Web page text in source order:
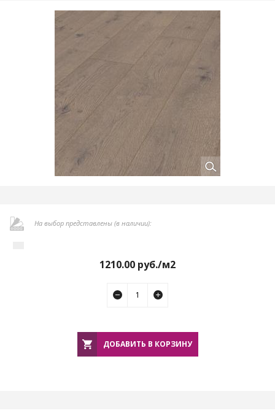
На выбор представлены (в наличии):
1210.00 руб./м2
ДОБАВИТЬ В КОРЗИНУ